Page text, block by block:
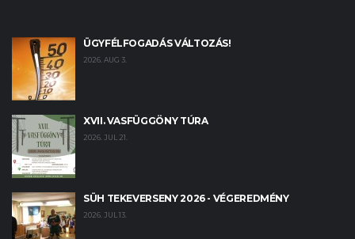
ÜGYFÉLFOGADÁS VÁLTOZÁS!
2026. AUG 3.
XVII. VASFÜGGÖNY TÚRA
2026. JUL 21.
SÜH TEKEVERSENY 2026 - VÉGEREDMÉNY
2026. JUL 13.